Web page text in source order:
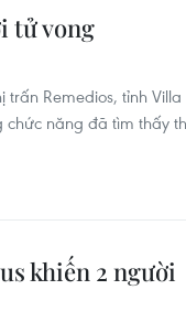
tử vong
Remedios, tỉnh Villa
năng đã tìm thấy
khiến 2 người